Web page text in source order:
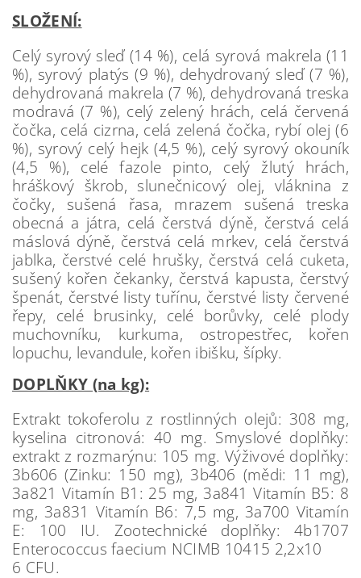
SLOŽENÍ:
Celý syrový sleď (14 %), celá syrová makrela (11
%), syrový platýs (9 %), dehydrovaný sleď (7 %),
dehydrovaná makrela (7 %), dehydrovaná treska
modravá (7 %), celý zelený hrách, celá červená
čočka, celá cizrna, celá zelená čočka, rybí olej (6
%), syrový celý hejk (4,5 %), celý syrový okouník
(4,5 %), celé fazole pinto, celý žlutý hrách,
hráškový škrob, slunečnicový olej, vláknina z
čočky, sušená řasa, mrazem sušená treska
obecná a játra, celá čerstvá dýně, čerstvá celá
máslová dýně, čerstvá celá mrkev, celá čerstvá
jablka, čerstvé celé hrušky, čerstvá celá cuketa,
sušený kořen čekanky, čerstvá kapusta, čerstvý
špenát, čerstvé listy tuřínu, čerstvé listy červené
řepy, celé brusinky, celé borůvky, celé plody
muchovníku, kurkuma, ostropestřec, kořen
lopuchu, levandule, kořen ibišku, šípky.
DOPLŇKY (na kg):
Extrakt tokoferolu z rostlinných olejů: 308 mg,
kyselina citronová: 40 mg. Smyslové doplňky:
extrakt z rozmarýnu: 105 mg. Výživové doplňky:
3b606 (Zinku: 150 mg), 3b406 (mědi: 11 mg),
3a821 Vitamín B1: 25 mg, 3a841 Vitamín B5: 8
mg, 3a831 Vitamín B6: 7,5 mg, 3a700 Vitamín
E: 100 IU. Zootechnické doplňky: 4b1707
Enterococcus faecium NCIMB 10415 2,2x10
6 CFU.